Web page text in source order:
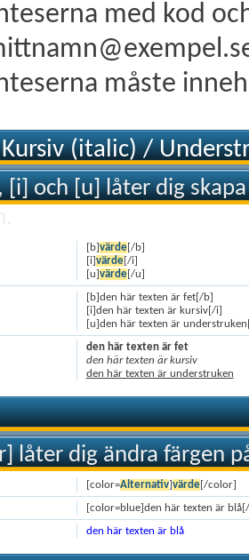
med kod
måste
(italic) /
[i] och [u] låter dig
[b]värde[/b]
[i]värde[/i]
[u]värde[/u]
[b]den här texten är fet[/b]
[i]den här texten är kursiv[/i]
[u]den här texten är
den här texten är fet
den här texten är kursiv
den här texten är understruken
låter dig ändra färgen
[color=Alternativ]värde[/color]
[color=blue]den här texten är
den här texten är blå